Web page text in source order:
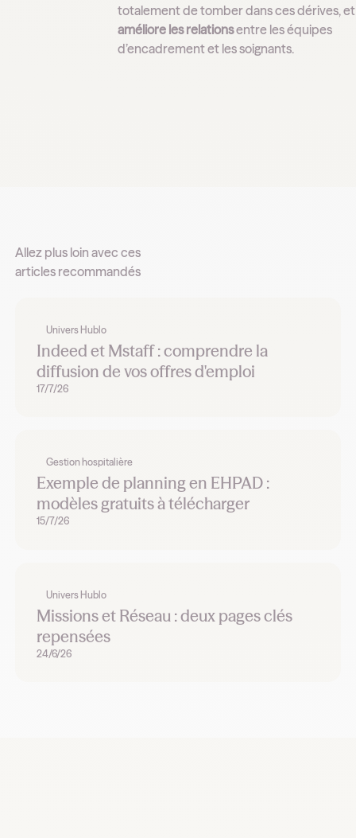
totalement de tomber dans ces dérives, et
améliore les relationsentre les équipes
d’encadrement et les soignants.
Allez plus loin avec ces
articles recommandés
Univers Hublo
Indeed et Mstaff : comprendre la
diffusion de vos offres d'emploi
17/7/26
Gestion hospitalière
Exemple de planning en EHPAD :
modèles gratuits à télécharger
15/7/26
Univers Hublo
Missions et Réseau : deux pages clés
repensées
24/6/26